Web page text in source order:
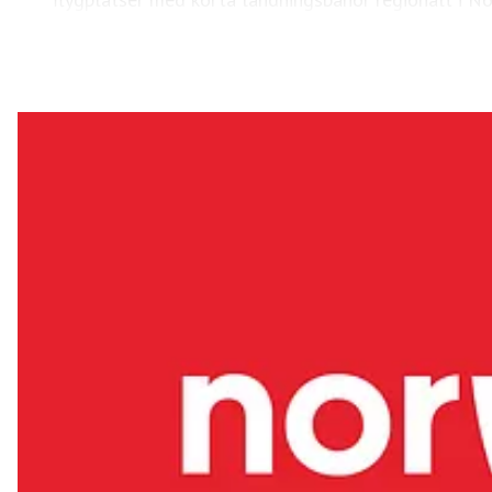
flygbolaget 3,3 miljoner passagerare och en flotta